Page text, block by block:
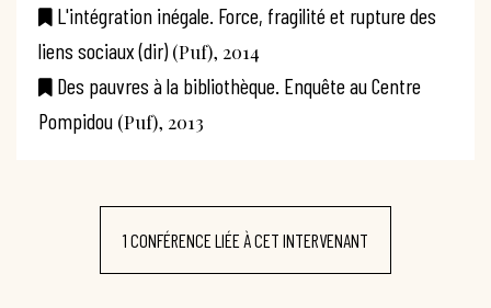
L'intégration inégale. Force, fragilité et rupture des
liens sociaux (dir)(Puf), 2014
Des pauvres à la bibliothèque. Enquête au Centre
Pompidou (Puf), 2013
1 CONFÉRENCE LIÉE À CET INTERVENANT